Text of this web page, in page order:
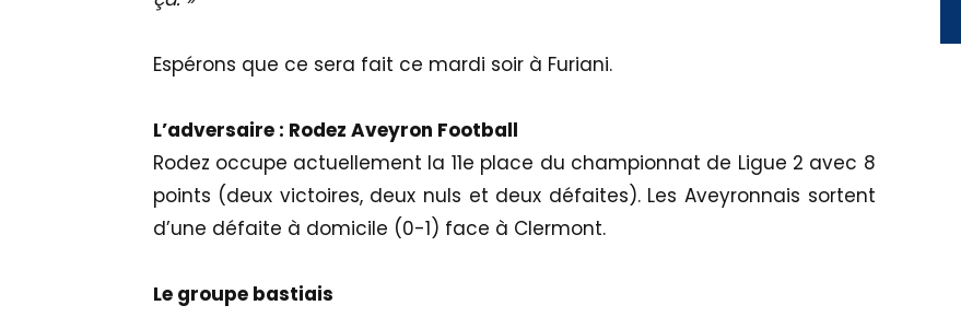
Espérons que ce sera fait ce mardi soir à Furiani.
L’adversaire : Rodez Aveyron Football
Rodez occupe actuellement la 11e place du championnat de Ligue 2 avec 8
points (deux victoires, deux nuls et deux défaites). Les Aveyronnais sortent
d’une défaite à domicile (0-1) face à Clermont.
Le groupe bastiais